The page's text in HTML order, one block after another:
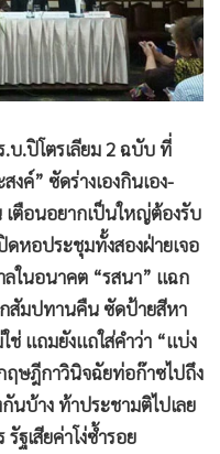
บ.ปิโตรเลียม 2 ฉบับ ที่
งค์” ซัดร่างเองกินเอง-
ตือนอยากเป็นใหญ่ต้องรับ
หอประชุมทั้งสองฝ่ายเจอ
ในอนาคต “รสนา” แฉก
สัมปทานคืน ซัดป้ายสีหา
ช่ แถมยังแถใส่คำว่า “แบ่ง
ฤษฎีกาวินิจฉัยท่อก๊าซไปถึง
นบ้าง ท้าประชามติไปเลย
ฐเสียค่าโง่ซ้ำรอย